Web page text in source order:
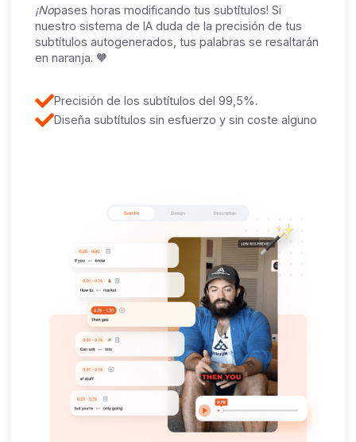
‍¡Nopases horas modificando tus subtítulos! Si
nuestro sistema de IA duda de la precisión de tus
subtítulos autogenerados, tus palabras se resaltarán
en naranja. 🧡
Precisión de los subtítulos del 99,5%.
Diseña subtítulos sin esfuerzo y sin coste alguno